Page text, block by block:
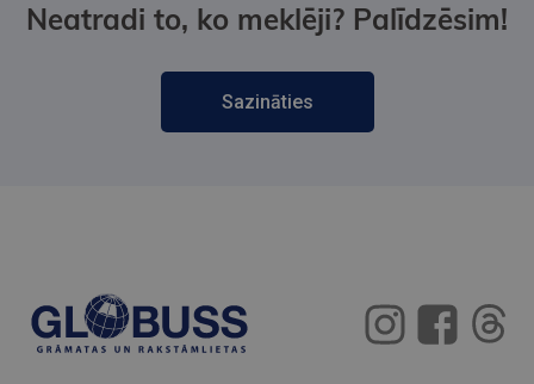
Neatradi to, ko meklēji? Palīdzēsim!
Sazināties